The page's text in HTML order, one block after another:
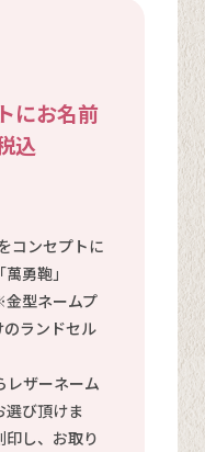
にお名前
込
コンセプトに
勇鞄」
型ネームプ
のランドセル
レザーネーム
選び頂けま
し、お取り